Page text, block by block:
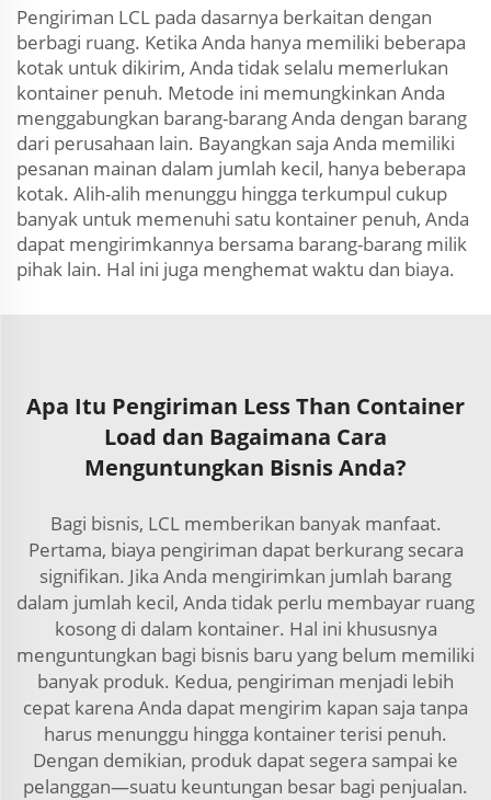
Pengiriman LCL pada dasarnya berkaitan dengan
berbagi ruang. Ketika Anda hanya memiliki beberapa
kotak untuk dikirim, Anda tidak selalu memerlukan
kontainer penuh. Metode ini memungkinkan Anda
menggabungkan barang-barang Anda dengan barang
dari perusahaan lain. Bayangkan saja Anda memiliki
pesanan mainan dalam jumlah kecil, hanya beberapa
kotak. Alih-alih menunggu hingga terkumpul cukup
banyak untuk memenuhi satu kontainer penuh, Anda
dapat mengirimkannya bersama barang-barang milik
pihak lain. Hal ini juga menghemat waktu dan biaya.
Apa Itu Pengiriman Less Than Container
Load dan Bagaimana Cara
Menguntungkan Bisnis Anda?
Bagi bisnis, LCL memberikan banyak manfaat.
Pertama, biaya pengiriman dapat berkurang secara
signifikan. Jika Anda mengirimkan jumlah barang
dalam jumlah kecil, Anda tidak perlu membayar ruang
kosong di dalam kontainer. Hal ini khususnya
menguntungkan bagi bisnis baru yang belum memiliki
banyak produk. Kedua, pengiriman menjadi lebih
cepat karena Anda dapat mengirim kapan saja tanpa
harus menunggu hingga kontainer terisi penuh.
Dengan demikian, produk dapat segera sampai ke
pelanggan—suatu keuntungan besar bagi penjualan.